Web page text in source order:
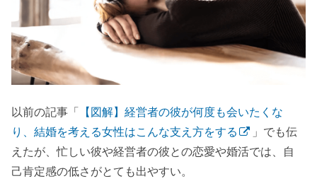
以前の記事「 【図解】経営者の彼が何度も会いたくな
り、結婚を考える女性はこんな支え方をする
」でも伝
えたが、忙しい彼や経営者の彼との恋愛や婚活では、自
己肯定感の低さがとても出やすい。